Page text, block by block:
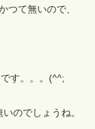
つて無いので、
す。。。(^^;
のでしょうね。